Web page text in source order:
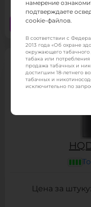
Заказать сейчас
намерение
подтверждаете
cookie-файлов.
В соответствии с
2013 года «Об охране
окружающего
табака или
продажа табачных и
достигшим 18-летнего
табачных и
исключительно по